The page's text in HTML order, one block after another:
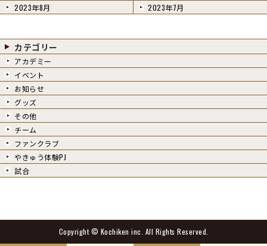
2023年8月
2023年7月
カテゴリー
アカデミー
イベント
お知らせ
グッズ
その他
チーム
ファンクラブ
やきゅう体験PJ
試合
Copyright © Kochiken inc. All Rights Reserved.